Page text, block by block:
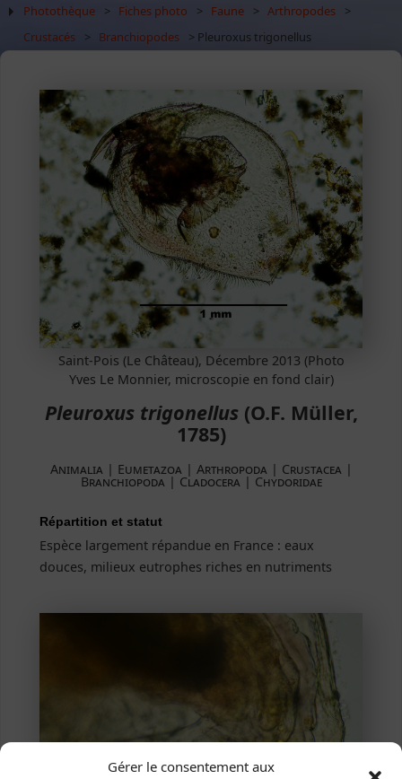
Gérer le consentement aux
Photothèque > Fiches photo > Faune > Arthropodes
>
Crustacés
> Branchiopodes > Pleuroxus trigonellus
Saint-Pois (Le Château), Décembre 2013 (Photo
Yves Le Monnier, microscopie en fond clair)
Pleuroxus trigonellus(O.F. Müller,
1785)
Animalia | Eumetazoa | Arthropoda | Crustacea |
Branchiopoda | Cladocera | Chydoridae
Répartition et statut
Espèce largement répandue en France : eaux
douces, milieux eutrophes riches en nutriments